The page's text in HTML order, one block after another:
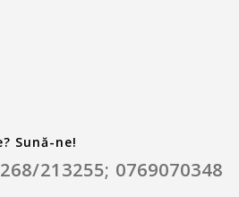
Sună-ne!
213255; 0769070348